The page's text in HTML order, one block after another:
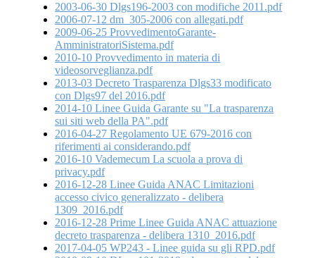
2003-06-30 Dlgs196-2003 con modifiche 2011.pdf
2006-07-12 dm_305-2006 con allegati.pdf
2009-06-25 ProvvedimentoGarante-
AmministratoriSistema.pdf
2010-10 Provvedimento in materia di
videosorveglianza.pdf
2013-03 Decreto Trasparenza Dlgs33 modificato
con Dlgs97 del 2016.pdf
2014-10 Linee Guida Garante su "La trasparenza
sui siti web della PA".pdf
2016-04-27 Regolamento UE 679-2016 con
riferimenti ai considerando.pdf
2016-10 Vademecum La scuola a prova di
privacy.pdf
2016-12-28 Linee Guida ANAC Limitazioni
accesso civico generalizzato - delibera
1309_2016.pdf
2016-12-28 Prime Linee Guida ANAC attuazione
decreto trasparenza - delibera 1310_2016.pdf
2017-04-05 WP243 - Linee guida su gli RPD.pdf